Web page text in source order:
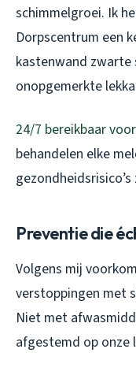
schimmelgroei. Ik
Dorpscentrum een
kastenwand zwarte
onopgemerkte
24/7 bereikbaar
behandelen elke
gezondheidsrisico’s
Preventie die
Volgens mij
verstoppingen met
Niet met
afgestemd op onze